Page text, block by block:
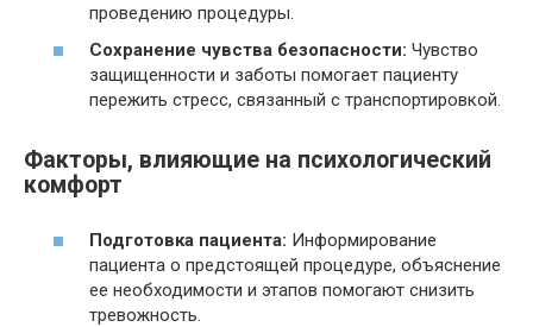
проведению процедуры.
Сохранение чувства безопасности: Чувство
защищенности и заботы помогает пациенту
пережить стресс, связанный с транспортировкой.
Факторы, влияющие на психологический
комфорт
Подготовка пациента: Информирование
пациента о предстоящей процедуре, объяснение
ее необходимости и этапов помогают снизить
тревожность.